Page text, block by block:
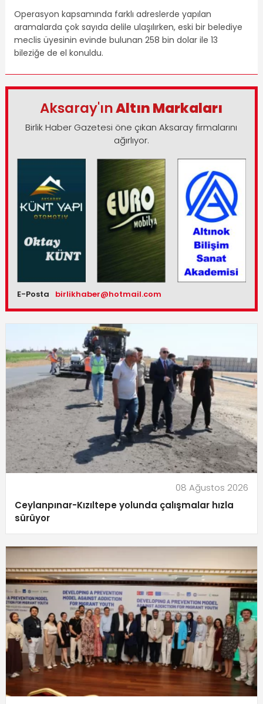
Operasyon kapsamında farklı adreslerde yapılan
aramalarda çok sayıda delile ulaşılırken, eski bir belediye
meclis üyesinin evinde bulunan 258 bin dolar ile 13
bileziğe de el konuldu.
Aksaray'ınAltın Markaları
Birlik Haber Gazetesi öne çıkan Aksaray firmalarını
ağırlıyor.
E-Posta birlikhaber@hotmail.com
08 Ağustos 2026
Ceylanpınar-Kızıltepe yolunda çalışmalar hızla
sürüyor